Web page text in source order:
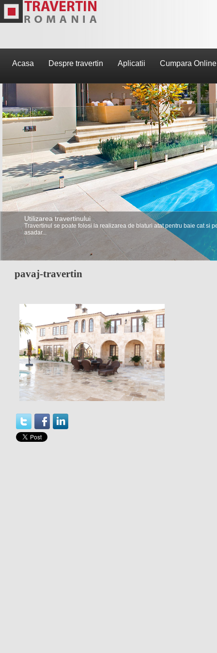
Acasa Despre travertin Aplicatii Cumpara Online
Utilizarea travertinului
Travertinul se poate folosi la realizarea de blaturi atat pentru baie cat si
asadar...
pavaj-travertin